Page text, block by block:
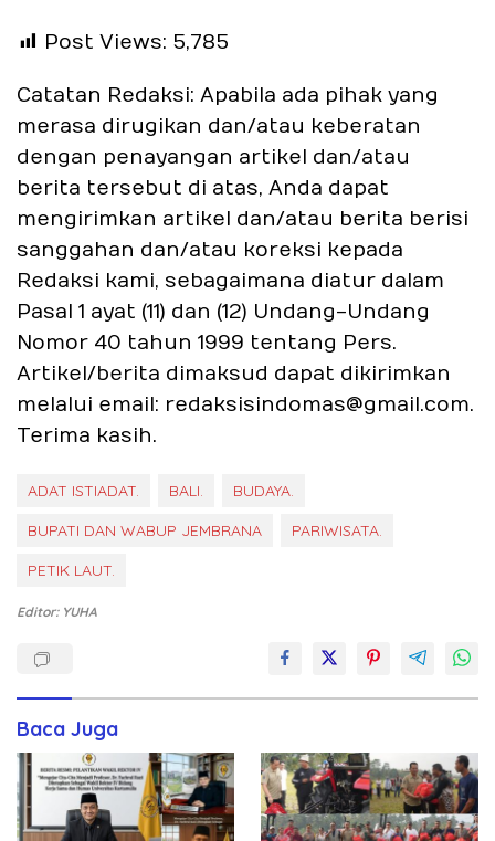
Post Views: 5,785
Catatan Redaksi: Apabila ada pihak yang
merasa dirugikan dan/atau keberatan
dengan penayangan artikel dan/atau
berita tersebut di atas, Anda dapat
mengirimkan artikel dan/atau berita berisi
sanggahan dan/atau koreksi kepada
Redaksi kami, sebagaimana diatur dalam
Pasal 1 ayat (11) dan (12) Undang-Undang
Nomor 40 tahun 1999 tentang Pers.
Artikel/berita dimaksud dapat dikirimkan
melalui email: redaksisindomas@gmail.com.
Terima kasih.
ADAT ISTIADAT. BALI.
BUDAYA.
BUPATI DAN WABUP JEMBRANA
PARIWISATA.
PETIK LAUT.
Editor: YUHA
Baca Juga